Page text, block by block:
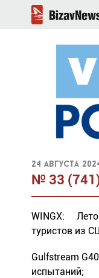
24 августа 2024
№ 33
WINGX:
туристов из
Gulfstream
испытаний;